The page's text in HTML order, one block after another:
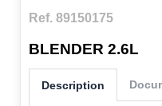
Ref. 89150175
BLENDER 2.6L
Description